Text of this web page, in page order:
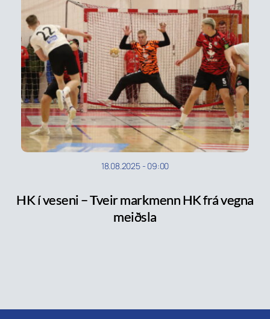
18.08.2025- 09:00
HK í veseni – Tveir markmenn HK frá vegna
meiðsla